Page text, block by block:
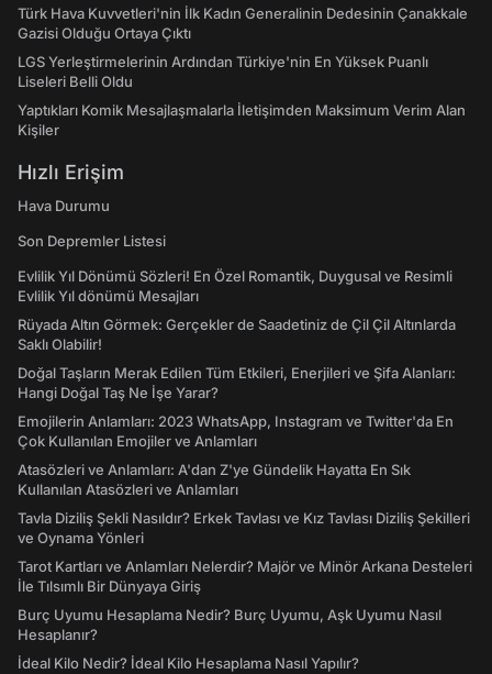
Türk Hava Kuvvetleri'nin İlk Kadın Generalinin Dedesinin Çanakkale
Gazisi Olduğu Ortaya Çıktı
LGS Yerleştirmelerinin Ardından Türkiye'nin En Yüksek Puanlı
Liseleri Belli Oldu
Yaptıkları Komik Mesajlaşmalarla İletişimden Maksimum Verim Alan
Kişiler
Hızlı Erişim
Hava Durumu
Son Depremler Listesi
Evlilik Yıl Dönümü Sözleri! En Özel Romantik, Duygusal ve Resimli
Evlilik Yıl dönümü Mesajları
Rüyada Altın Görmek: Gerçekler de Saadetiniz de Çil Çil Altınlarda
Saklı Olabilir!
Doğal Taşların Merak Edilen Tüm Etkileri, Enerjileri ve Şifa Alanları:
Hangi Doğal Taş Ne İşe Yarar?
Emojilerin Anlamları: 2023 WhatsApp, Instagram ve Twitter'da En
Çok Kullanılan Emojiler ve Anlamları
Atasözleri ve Anlamları: A'dan Z'ye Gündelik Hayatta En Sık
Kullanılan Atasözleri ve Anlamları
Tavla Diziliş Şekli Nasıldır? Erkek Tavlası ve Kız Tavlası Diziliş Şekilleri
ve Oynama Yönleri
Tarot Kartları ve Anlamları Nelerdir? Majör ve Minör Arkana Desteleri
İle Tılsımlı Bir Dünyaya Giriş
Burç Uyumu Hesaplama Nedir? Burç Uyumu, Aşk Uyumu Nasıl
Hesaplanır?
İdeal Kilo Nedir? İdeal Kilo Hesaplama Nasıl Yapılır?